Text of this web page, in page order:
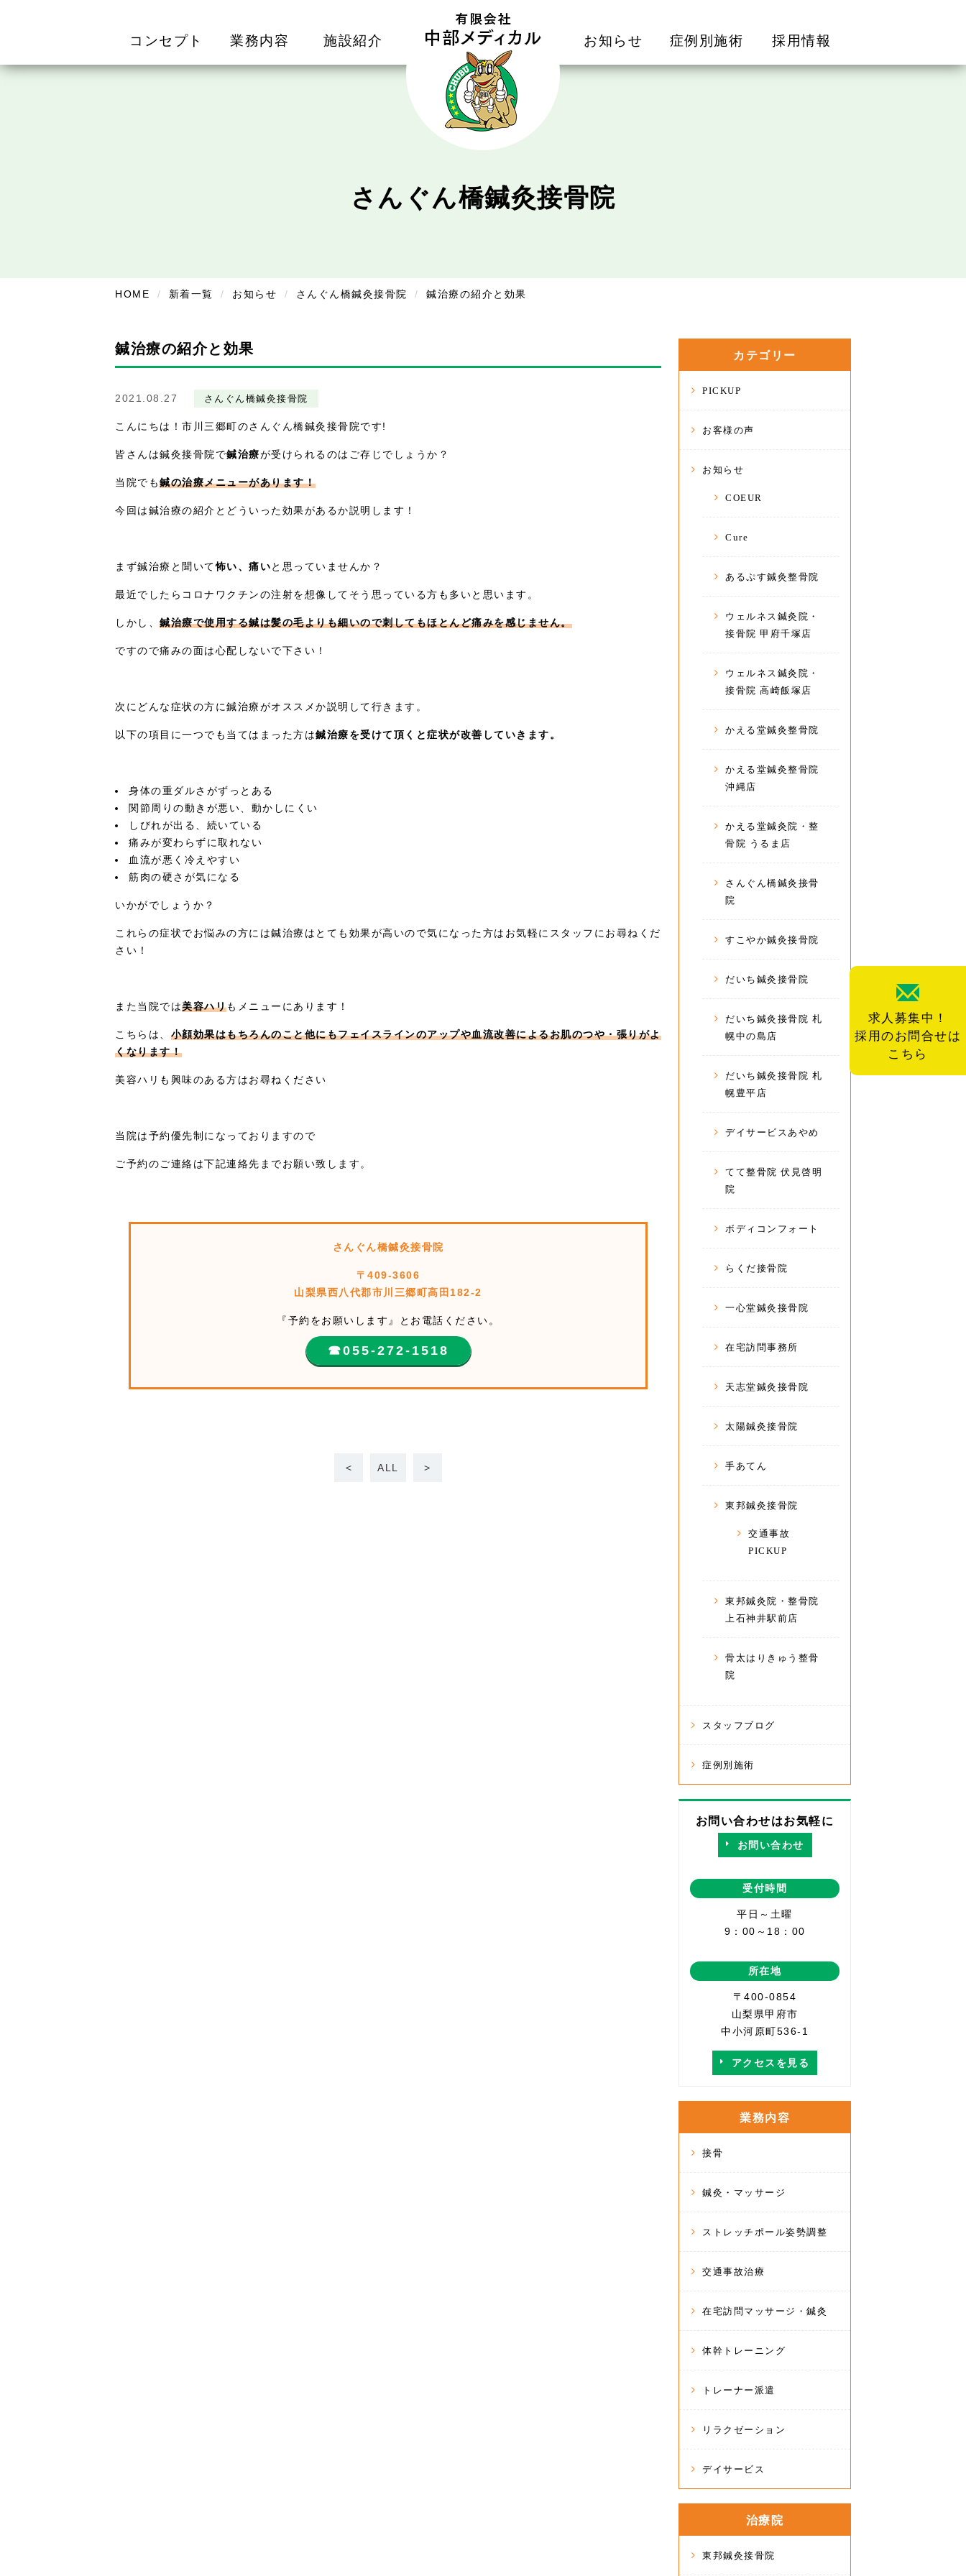
コンセプト 業務内容 施設紹介 お知らせ 症例別施術 採用情報
求人募集中！
採用のお問合せは
こちら
さんぐん橋鍼灸接骨院
HOME 新着一覧 お知らせ さんぐん橋鍼灸接骨院 鍼治療の紹介と効果
鍼治療の紹介と効果
2021.08.27 さんぐん橋鍼灸接骨院
こんにちは！市川三郷町のさんぐん橋鍼灸接骨院です!
皆さんは鍼灸接骨院で鍼治療が受けられるのはご存じでしょうか？
当院でも鍼の治療メニューがあります！
今回は鍼治療の紹介とどういった効果があるか説明します！
まず鍼治療と聞いて怖い、痛いと思っていませんか？
最近でしたらコロナワクチンの注射を想像してそう思っている方も多いと思います。
しかし、 鍼治療で使用する鍼は髪の毛よりも細いので刺してもほとんど痛みを感じません。
ですので痛みの面は心配しないで下さい！
次にどんな症状の方に鍼治療がオススメか説明して行きます。
以下の項目に一つでも当てはまった方は鍼治療を受けて頂くと症状が改善していきます。
身体の重ダルさがずっとある
関節周りの動きが悪い、動かしにくい
しびれが出る、続いている
痛みが変わらずに取れない
血流が悪く冷えやすい
筋肉の硬さが気になる
いかがでしょうか？
これらの症状でお悩みの方には鍼治療はとても効果が高いので気になった方はお気軽にスタッフにお尋ねくだ
さい！
また当院では美容ハリもメニューにあります！
こちらは、 小顔効果はもちろんのこと他にもフェイスラインのアップや血流改善によるお肌のつや・張りがよ
くなります！
美容ハリも興味のある方はお尋ねください
当院は予約優先制になっておりますので
ご予約のご連絡は下記連絡先までお願い致します。
さんぐん橋鍼灸接骨院
〒409-3606
山梨県西八代郡市川三郷町高田182-2
『予約をお願いします』とお電話ください。
☎︎055-272-1518
< ALL >
カテゴリー
PICKUP
お客様の声
お知らせ
COEUR
Cure
あるぷす鍼灸整骨院
ウェルネス鍼灸院・
接骨院 甲府千塚店
ウェルネス鍼灸院・
接骨院 高崎飯塚店
かえる堂鍼灸整骨院
かえる堂鍼灸整骨院
沖縄店
かえる堂鍼灸院・整
骨院 うるま店
さんぐん橋鍼灸接骨
院
すこやか鍼灸接骨院
だいち鍼灸接骨院
だいち鍼灸接骨院 札
幌中の島店
だいち鍼灸接骨院 札
幌豊平店
デイサービスあやめ
てて整骨院 伏見啓明
院
ボディコンフォート
らくだ接骨院
一心堂鍼灸接骨院
在宅訪問事務所
天志堂鍼灸接骨院
太陽鍼灸接骨院
手あてん
東邦鍼灸接骨院
交通事故
PICKUP
東邦鍼灸院・整骨院
上石神井駅前店
骨太はりきゅう整骨
院
スタッフブログ
症例別施術
お問い合わせはお気軽に
お問い合わせ
受付時間
平日～土曜
9：00～18：00
所在地
〒400-0854
山梨県甲府市
中小河原町536-1
アクセスを見る
業務内容
接骨
鍼灸・マッサージ
ストレッチポール姿勢調整
交通事故治療
在宅訪問マッサージ・鍼灸
体幹トレーニング
トレーナー派遣
リラクゼーション
デイサービス
治療院
東邦鍼灸接骨院